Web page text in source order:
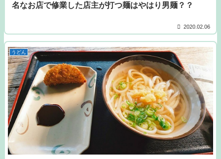
名なお店で修業した店主が打つ麺はやはり男麺？？
2020.02.06
うどん